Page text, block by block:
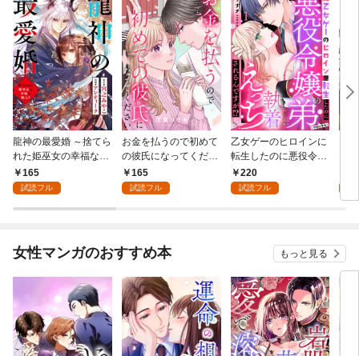
龍神の最愛婚 ～捨てら
れた姫巫女の幸福な嫁
入り～: 1
165
試読フル
お金を払うので初めて
の彼氏になってくださ
い: 1
165
試読フル
乙女ゲーのヒロインに
転生したのに悪役令嬢
の弟（攻略対象外）に
執着えっちされるんで
220
試読フル
た
女性マンガのおすすめ本 もっと見る